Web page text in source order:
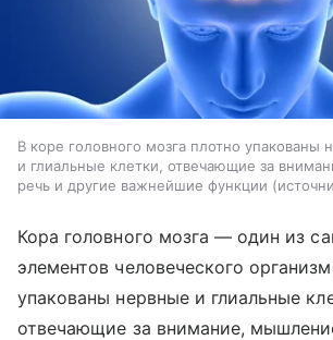
В коре головного мозга плотно упакованы
и глиальные клетки, отвечающие за
речь и другие важнейшие функции
Кора головного мозга — один из
элементов человеческого
упакованы нервные и глиальные
отвечающие за внимание,